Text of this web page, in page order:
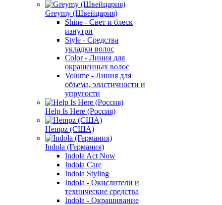
Greymy (Швейцария)
Shine - Свет и блеск
изнутри
Style - Средства
укладки волос
Color - Линия для
окрашенных волос
Volume - Линия для
объема, эластичности и
упругости
Help Is Here (Россия)
Hempz (США)
Indola (Германия)
Indola Act Now
Indola Care
Indola Styling
Indola - Окислители и
технические средства
Indola - Окрашивание